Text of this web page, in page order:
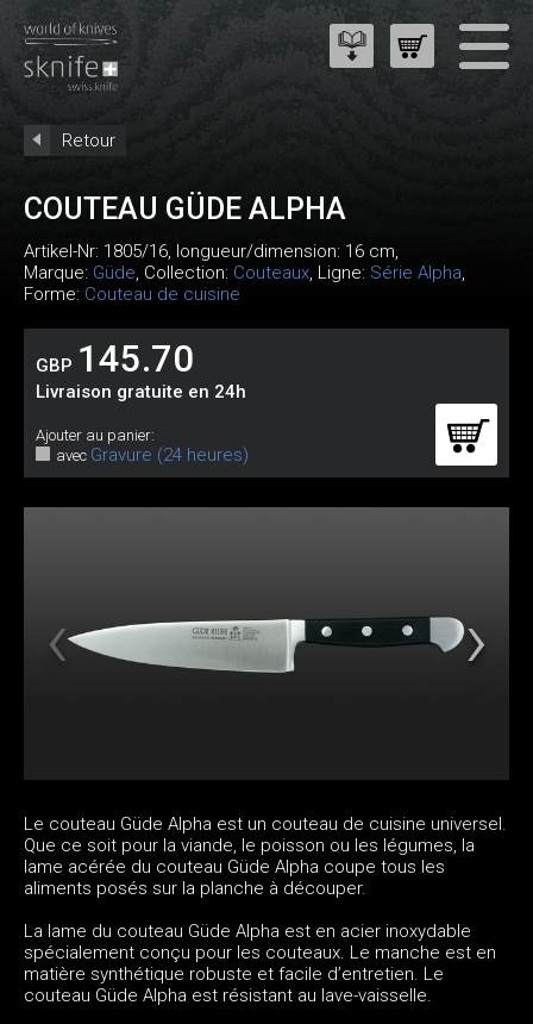
Retour
COUTEAU GÜDE ALPHA
Artikel-Nr: 1805/16, longueur/dimension: 16 cm,
Marque: Güde, Collection: Couteaux, Ligne: Série Alpha,
Forme: Couteau de cuisine
GBP 145.70
Livraison gratuite en 24h
Ajouter au panier:
avec Gravure (24 heures)
Le couteau Güde Alpha est un couteau de cuisine universel.
Que ce soit pour la viande, le poisson ou les légumes, la
lame acérée du couteau Güde Alpha coupe tous les
aliments posés sur la planche à découper.
La lame du couteau Güde Alpha est en acier inoxydable
spécialement conçu pour les couteaux. Le manche est en
matière synthétique robuste et facile d’entretien. Le
couteau Güde Alpha est résistant au lave-vaisselle.